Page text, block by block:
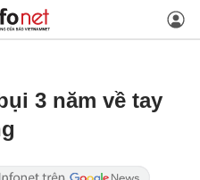
3 năm về tay